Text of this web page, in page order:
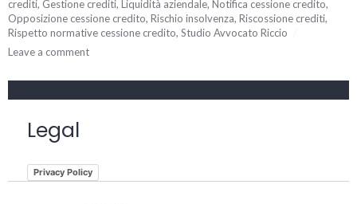
crediti, Gestione crediti, Liquidità aziendale, Notifica cessione credito,
Opposizione cessione credito, Rischio insolvenza, Riscossione crediti,
Rispetto normative cessione credito, Studio Avvocato Riccio
Leave a comment
Legal
Privacy Policy